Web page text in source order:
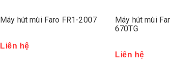
Máy hút mùi Faro FR1-2007
Liên hệ
Máy hút mùi
670TG
Liên hệ